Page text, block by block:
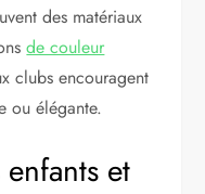
des matériaux
de couleur
clubs encouragent
ou élégante.
et